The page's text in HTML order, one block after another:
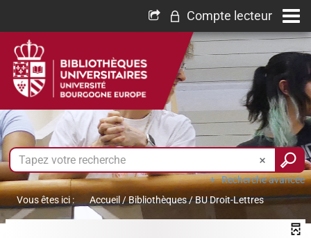
Compte lecteur
Recherche avancée
Vous êtes ici :
Accueil /Bibliothèques/BU Droit-Lettres